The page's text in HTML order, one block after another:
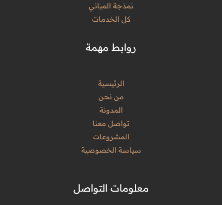
نمذجة المباني
كل الخدمات
روابط مهمة
الرئيسية
من نحن
المدونة
تواصل معنا
المشروعات
سياسة الخصوصية
معلومات التواصل